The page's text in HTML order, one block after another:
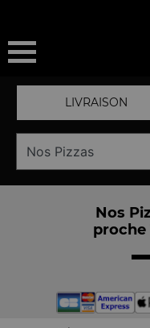
LIVRAISON
Nos
proche